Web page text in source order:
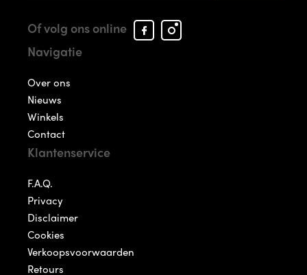
Of volg ons online Facebook
Arcade
Instagram
Arcade
Navigatie
Over ons
Nieuws
Winkels
Contact
Klantenservice
F.A.Q.
Privacy
Disclaimer
Cookies
Verkoopsvoorwaarden
Retours